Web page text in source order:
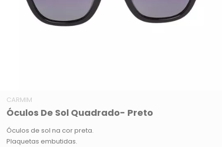
CARMIM
Óculos De Sol Quadrado- Preto
Óculos de sol na cor preta.
Plaquetas embutidas.